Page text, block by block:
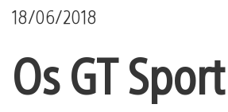
18/06/2018
Os GT